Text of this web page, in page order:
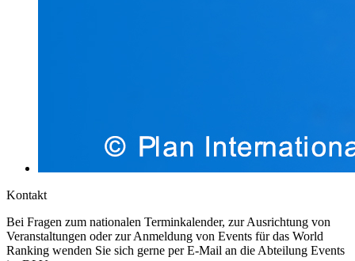
Kontakt
Bei Fragen zum nationalen Terminkalender, zur Ausrichtung von
Veranstaltungen oder zur Anmeldung von Events für das World
Ranking wenden Sie sich gerne per E-Mail an die Abteilung Events